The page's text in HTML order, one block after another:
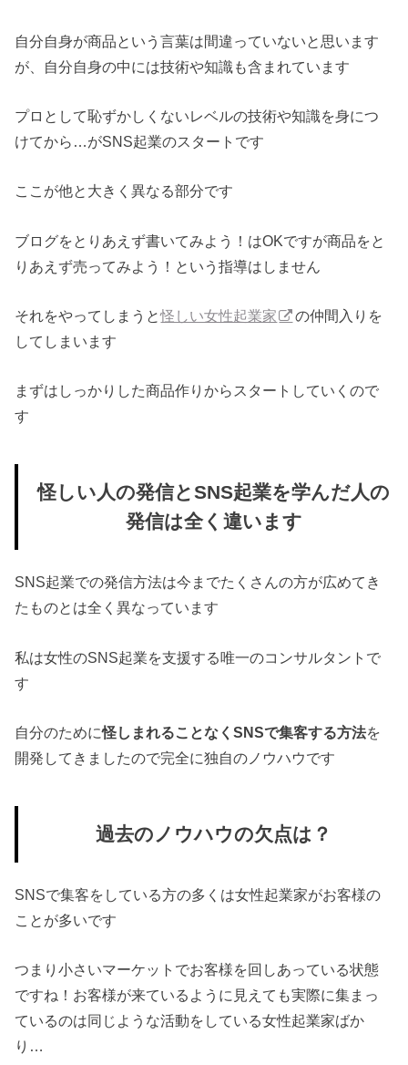
自分自身が商品という言葉は間違っていないと思います
が、自分自身の中には技術や知識も含まれています
プロとして恥ずかしくないレベルの技術や知識を身につ
けてから…がSNS起業のスタートです
ここが他と大きく異なる部分です
ブログをとりあえず書いてみよう！はOKですが商品をと
りあえず売ってみよう！という指導はしません
それをやってしまうと怪しい女性起業家
の仲間入りを
してしまいます
まずはしっかりした商品作りからスタートしていくので
す
怪しい人の発信とSNS起業を学んだ人の
発信は全く違います
SNS起業での発信方法は今までたくさんの方が広めてき
たものとは全く異なっています
私は女性のSNS起業を支援する唯一のコンサルタントで
す
自分のために怪しまれることなくSNSで集客する方法を
開発してきましたので完全に独自のノウハウです
過去のノウハウの欠点は？
SNSで集客をしている方の多くは女性起業家がお客様の
ことが多いです
つまり小さいマーケットでお客様を回しあっている状態
ですね！お客様が来ているように見えても実際に集まっ
ているのは同じような活動をしている女性起業家ばか
り…